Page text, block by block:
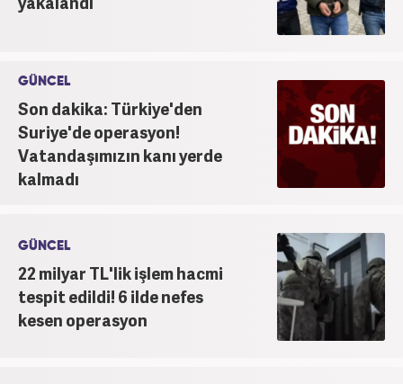
GÜNCEL
Son dakika: Türkiye'den
Suriye'de operasyon!
Vatandaşımızın kanı yerde
kalmadı
GÜNCEL
22 milyar TL'lik işlem hacmi
tespit edildi! 6 ilde nefes
kesen operasyon